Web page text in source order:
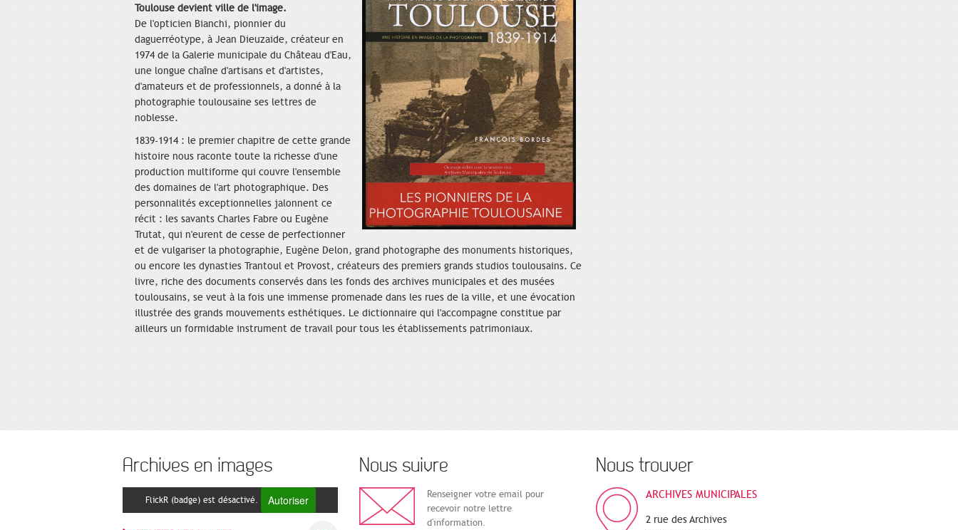
Toulouse devient ville de l'image.
De l'opticien Bianchi, pionnier du
daguerréotype, à Jean Dieuzaide, créateur en
1974 de la Galerie municipale du Château d'Eau,
une longue chaîne d'artisans et d'artistes,
d'amateurs et de professionnels, a donné à la
photographie toulousaine ses lettres de
noblesse.
1839-1914 : le premier chapitre de cette grande
histoire nous raconte toute la richesse d'une
production multiforme qui couvre l'ensemble
des domaines de l'art photographique. Des
personnalités exceptionnelles jalonnent ce
récit : les savants Charles Fabre ou Eugène
Trutat, qui n'eurent de cesse de perfectionner
et de vulgariser la photographie, Eugène Delon, grand photographe des monuments historiques,
ou encore les dynasties Trantoul et Provost, créateurs des premiers grands studios toulousains. Ce
livre, riche des documents conservés dans les fonds des archives municipales et des musées
toulousains, se veut à la fois une immense promenade dans les rues de la ville, et une évocation
illustrée des grands mouvements esthétiques. Le dictionnaire qui l'accompagne constitue par
ailleurs un formidable instrument de travail pour tous les établissements patrimoniaux.
Archives en images
FlickR (badge) est désactivé. Autoriser
Nous suivre
Renseigner votre email pour
recevoir notre lettre
d'information.
Nous trouver
ARCHIVES MUNICIPALES
2 rue des Archives